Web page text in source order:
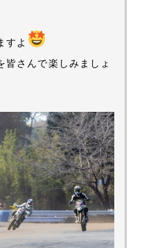
すよ
皆さんで楽しみましょ